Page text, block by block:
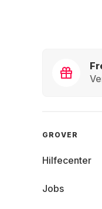
GROVER
Hilfecenter
Jobs